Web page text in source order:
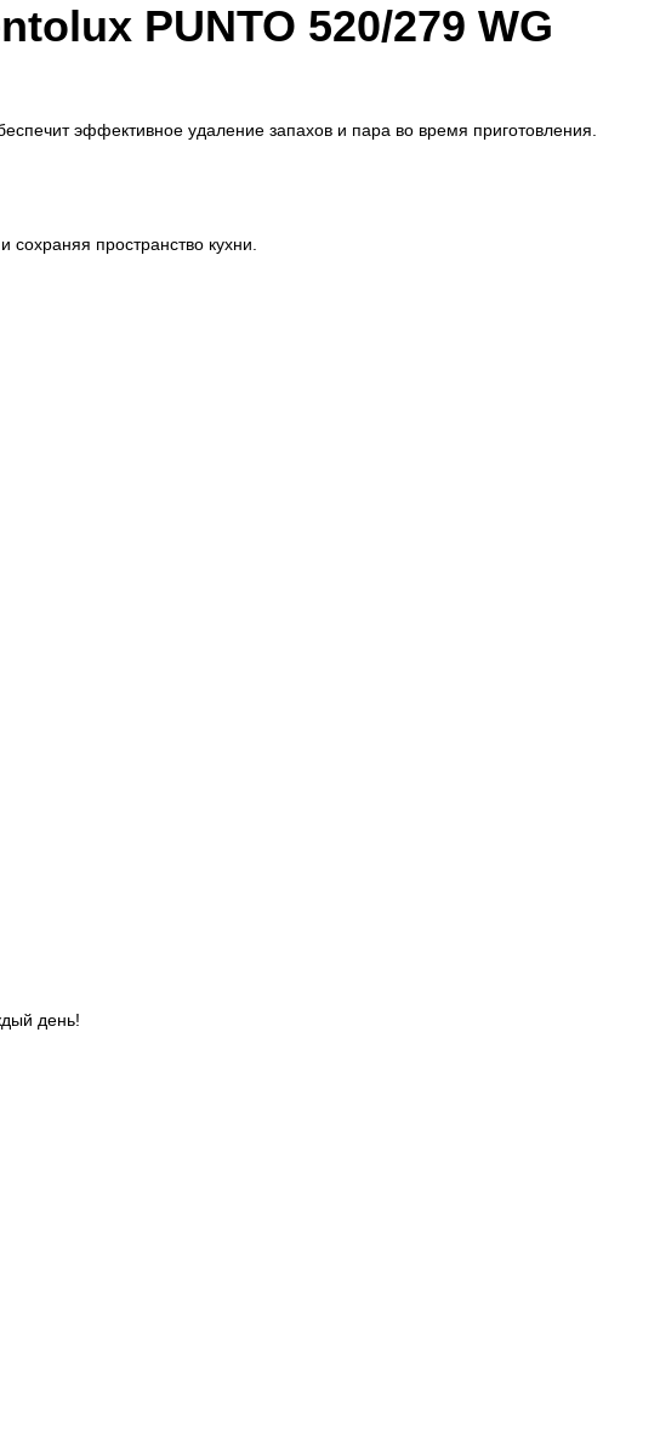
PUNTO 520/279 WG
эффективное удаление запахов и пара во время приготовления.
пространство кухни.
день!